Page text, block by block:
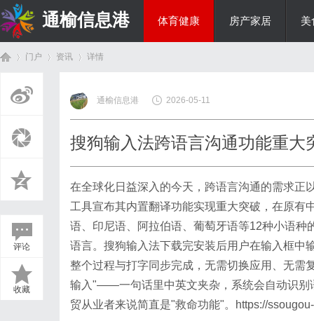
通榆信息港 体育健康 房产家居 美
门户 资讯
›
详情
评论
收藏
通榆信息港 2026-05-11
搜狗输入法跨语言沟通功能重
在全球化日益深入的今天，跨语言沟通的需求正
工具宣布其内置翻译功能实现重大突破，在原有
语、印尼语、阿拉伯语、葡萄牙语等12种小语
语言。 搜狗输入法下载完安装后用户在输入框中
整个过程与打字同步完成，无需切换应用、无需
输入"——一句话里中英文夹杂，系统会自动识别
贸从业者来说简直是"救命功能"。
https://